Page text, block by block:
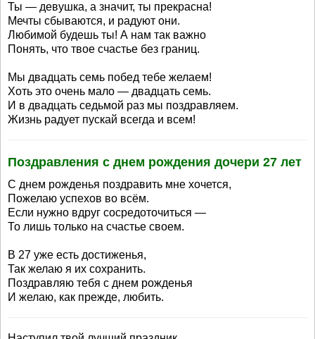
Ты — девушка, а значит, ты прекрасна!
Мечты сбываются, и радуют они.
Любимой будешь ты! А нам так важно
Понять, что твое счастье без границ.
Мы двадцать семь побед тебе желаем!
Хоть это очень мало — двадцать семь.
И в двадцать седьмой раз мы поздравляем.
Жизнь радует пускай всегда и всем!
Поздравления с днем рождения дочери 27 лет
С днем рожденья поздравить мне хочется,
Пожелаю успехов во всём.
Если нужно вдруг сосредоточиться —
То лишь только на счастье своем.
В 27 уже есть достиженья,
Так желаю я их сохранить.
Поздравляю тебя с днем рожденья
И желаю, как прежде, любить.